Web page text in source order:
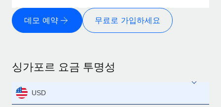
데모 예약 무료로 가입하세요
싱가포르 요금 투명성
USD